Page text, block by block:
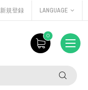
新規登録 LANGUAGE
0